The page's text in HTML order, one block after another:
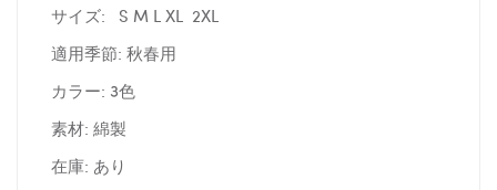
サイズ: S M L XL 2XL
適用季節: 秋春用
カラー: 3色
素材: 綿製
在庫: あり